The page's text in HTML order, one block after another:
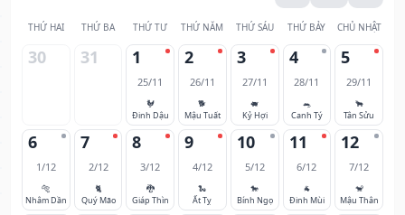
THỨ HAI THỨ BA THỨ TƯ THỨ NĂM THỨ SÁU THỨ BẢY CHỦ NHẬT
30 31 1
25/11
🐓
Đinh Dậu
2
26/11
🐕
Mậu Tuất
3
27/11
🐖
Kỷ Hợi
4
28/11
🐀
Canh Tý
5
29/11
🐂
Tân Sửu
6
1/12
🐅
Nhâm Dần
7
2/12
🐈
Quý Mão
8
3/12
🐉
Giáp Thìn
9
4/12
🐍
Ất Tỵ
10
5/12
🐎
Bính Ngọ
11
6/12
🐐
Đinh Mùi
12
7/12
🐒
Mậu Thân